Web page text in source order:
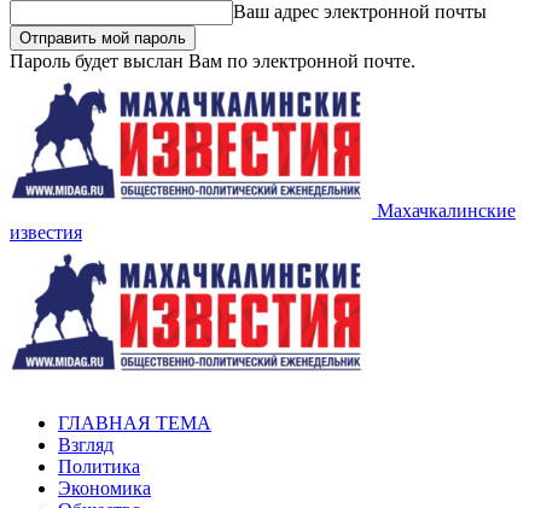
Ваш адрес электронной почты
Пароль будет выслан Вам по электронной почте.
Махачкалинские
известия
ГЛАВНАЯ ТЕМА
Взгляд
Политика
Экономика